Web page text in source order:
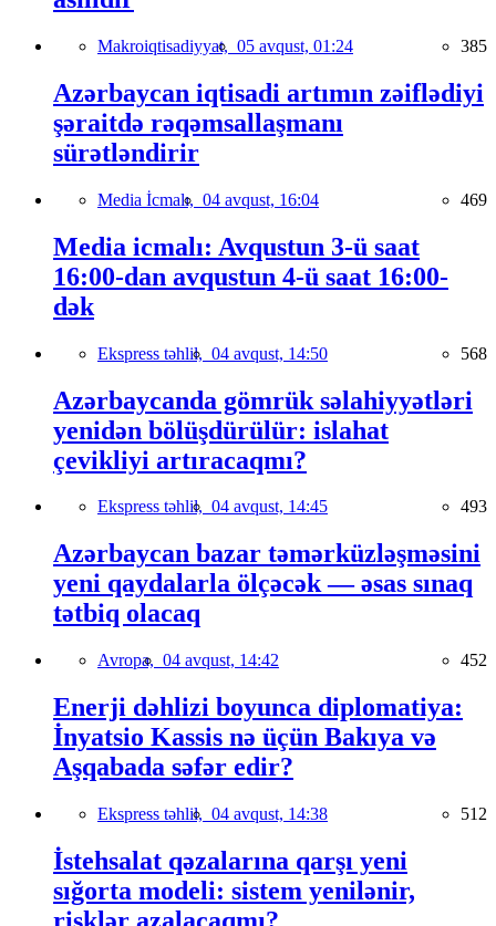
Makroiqtisadiyyat, 05 avqust, 01:24 385
Azərbaycan iqtisadi artımın zəiflədiyi
şəraitdə rəqəmsallaşmanı
sürətləndirir
Media İcmalı, 04 avqust, 16:04 469
Media icmalı: Avqustun 3-ü saat
16:00-dan avqustun 4-ü saat 16:00-
dək
Ekspress təhlil, 04 avqust, 14:50 568
Azərbaycanda gömrük səlahiyyətləri
yenidən bölüşdürülür: islahat
çevikliyi artıracaqmı?
Ekspress təhlil, 04 avqust, 14:45 493
Azərbaycan bazar təmərküzləşməsini
yeni qaydalarla ölçəcək — əsas sınaq
tətbiq olacaq
Avropa, 04 avqust, 14:42 452
Enerji dəhlizi boyunca diplomatiya:
İnyatsio Kassis nə üçün Bakıya və
Aşqabada səfər edir?
Ekspress təhlil, 04 avqust, 14:38 512
İstehsalat qəzalarına qarşı yeni
sığorta modeli: sistem yenilənir,